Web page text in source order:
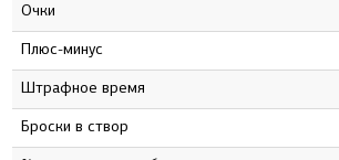
Очки
Плюс-минус
штрафное время
Броски в створ